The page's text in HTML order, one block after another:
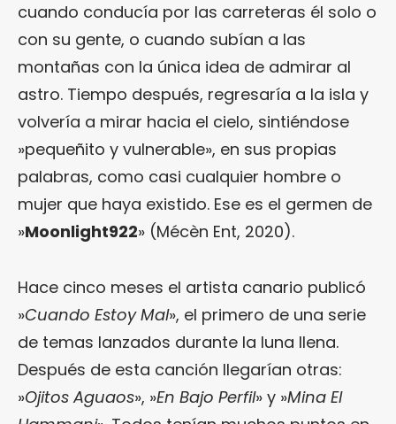
cuando conducía por las carreteras él solo o
con su gente, o cuando subían a las
montañas con la única idea de admirar al
astro. Tiempo después, regresaría a la isla y
volvería a mirar hacia el cielo, sintiéndose
»pequeñito y vulnerable», en sus propias
palabras, como casi cualquier hombre o
mujer que haya existido. Ese es el germen de
»Moonlight922» (Mécèn Ent, 2020).
Hace cinco meses el artista canario publicó
»Cuando Estoy Mal», el primero de una serie
de temas lanzados durante la luna llena.
Después de esta canción llegarían otras:
»Ojitos Aguaos», »En Bajo Perfil» y »Mina El